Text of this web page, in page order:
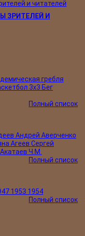
ЗРИТЕЛЕЙ И
гребля
3х3 Бег
Полный список
Андрей Аверченко
Агеев Сергей
Акатаев Ч.М.
Полный список
1953 1954
Полный список